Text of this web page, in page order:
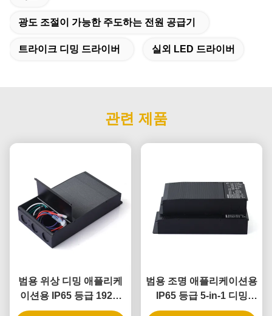
광도 조절이 가능한 주도하는 전원 공급기
트라이크 디밍 드라이버 실외 LED 드라이버
관련 제품
범용 위상 디밍 애플리케
이션용 IP65 등급 192W
5-in-1 디밍 가능 LED 변
범용 조명 애플리케이션용
IP65 등급 5-in-1 디밍
LED 드라이버, 288W 출